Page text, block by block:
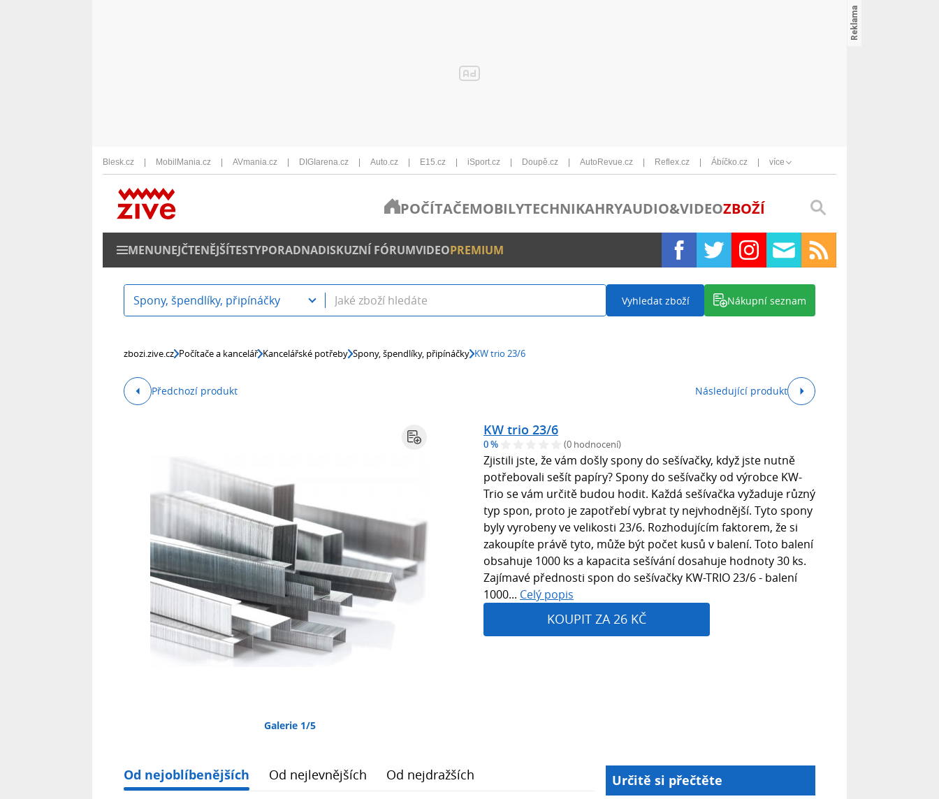
Blesk.cz MobilMania.cz AVmania.cz DIGIarena.cz Auto.cz E15.cz iSport.cz Doupě.cz AutoRevue.cz Reflex.cz Ábíčko.cz více
POČÍTAČEMOBILYTECHNIKAHRYAUDIO&VIDEOZBOŽÍ
MENUNEJČTENĚJŠÍTESTYPORADNADISKUZNÍ FÓRUMVIDEOPREMIUM
Spony, špendlíky, připínáčky Vyhledat zboží Nákupní seznam
zbozi.zive.cz Počítače a kancelář Kancelářské potřeby Spony, špendlíky, připínáčky KW trio 23/6
Předchozí produkt Následující produkt
Galerie 1/5
KW trio 23/6
0 % (0 hodnocení)
Zjistili jste, že vám došly spony do sešívačky, když jste nutně
potřebovali sešít papíry? Spony do sešívačky od výrobce KW-
Trio se vám určitě budou hodit. Každá sešívačka vyžaduje různý
typ spon, proto je zapotřebí vybrat ty nejvhodnější. Tyto spony
byly vyrobeny ve velikosti 23/6. Rozhodujícím faktorem, že si
zakoupíte právě tyto, může být počet kusů v balení. Toto balení
obsahuje 1000 ks a kapacita sešívání dosahuje hodnoty 30 ks.
Zajímavé přednosti spon do sešívačky KW-TRIO 23/6 - balení
1000... Celý popis
KOUPIT ZA 26 KČ
Od nejoblíbenějších Od nejlevnějších Od nejdražších Určitě si přečtěte